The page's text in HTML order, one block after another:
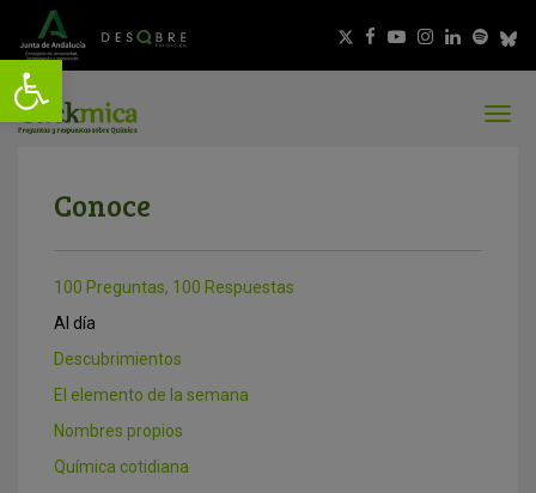
Conoce
100 Preguntas, 100 Respuestas
Al día
Descubrimientos
El elemento de la semana
Nombres propios
Química cotidiana